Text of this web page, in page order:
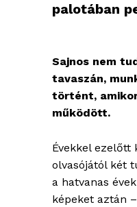
palotában
Sajnos nem
tavaszán,
történt,
működött.
Évekkel ezelőtt
olvasójától két
a hatvanas
képeket aztán